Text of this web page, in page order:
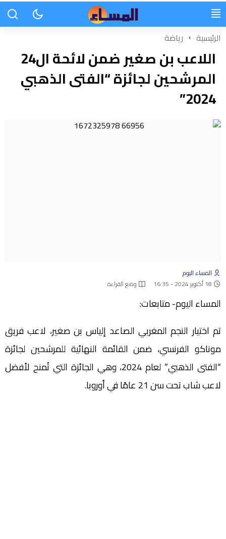
الرئيسية رياضة
اللاعب بن صغير ضمن لائحة ال24
المرشحين لجائزة “الفتى الذهبي
2024”
المساء اليوم
18 أكتوبر 2024 - 16:35
وضع القراءة
المساء اليوم- متابعات:
تم اختيار النجم المغربي الصاعد إلياس بن صغير، لاعب فريق
موناكو الفرنسي، ضمن القائمة النهائية للمرشحين لجائزة
“الفتى الذهبي” لعام 2024، وهي الجائزة التي تُمنح لأفضل
لاعب شاب تحت سن 21 عامًا في أوروبا.